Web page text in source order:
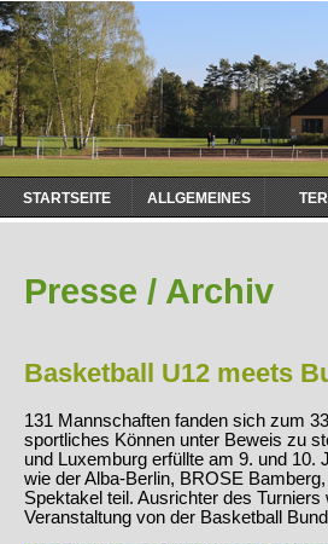
Navigation
überspringen
STARTSEITE ALLGEMEINES
Presse / Archiv
Basketball U12 meets
131 Mannschaften fanden sich zum
sportliches Können unter Beweis zu
und Luxemburg erfüllte am 9. und 10.
wie der Alba-Berlin, BROSE
Spektakel teil. Ausrichter des
Veranstaltung von der Basketball